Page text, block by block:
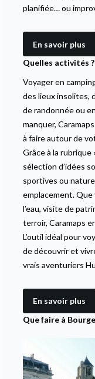
planifiée… ou
En savoir plus
Quelles activités ?
Voyager en
des lieux insolites,
de randonnée ou
manquer,
à faire autour de
Grâce à la rubrique
sélection d’idées
sportives ou
emplacement.
l’eau, visite de
terroir, Caramaps
L’outil idéal pour
de découvrir et
vrais aventuriers
En savoir plus
Que faire à